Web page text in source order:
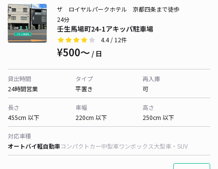
壬生馬場町24-1アキッパ駐車場
ザ ロイヤルパークホテル 京都四条まで徒歩
24分
4.4/ 12件
¥500〜 / 日
貸出時間
24時間営業
タイプ
平置き
再入庫
可
長さ
455cm 以下
車幅
220cm 以下
高さ
250cm 以下
対応車種
オートバイ軽自動車コンパクトカー中型車ワンボックス大型車・SUV